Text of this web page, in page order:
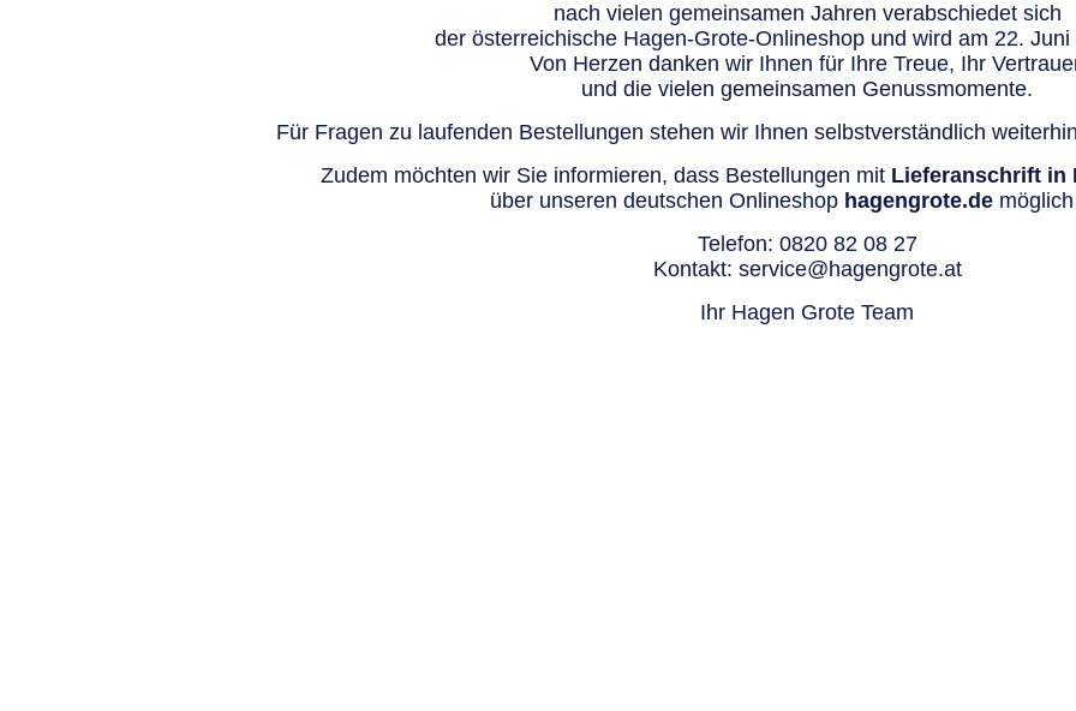
nach vielen gemeinsamen Jahren verabschiedet sich
der österreichische Hagen-Grote-Onlineshop und wird am 22. Juni
Von Herzen danken wir Ihnen für Ihre Treue, Ihr
und die vielen gemeinsamen Genussmomente.
Für Fragen zu laufenden Bestellungen stehen wir Ihnen selbstverständlich
Zudem möchten wir Sie informieren, dass Bestellungen mit Lieferanschrift in
über unseren deutschen Onlineshop hagengrote.demöglich
Telefon: 0820 82 08 27
Kontakt: service@hagengrote.at
Ihr Hagen Grote Team